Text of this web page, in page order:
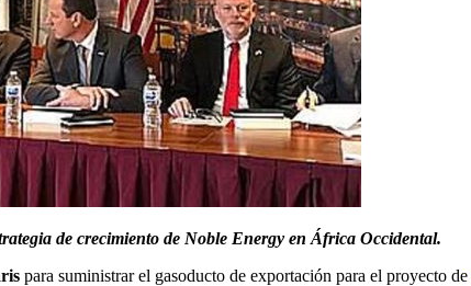
de crecimiento de Noble Energy en África Occidental.
para suministrar el gasoducto de exportación para el proyecto de